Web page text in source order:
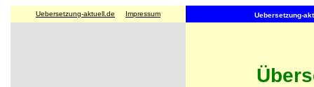
Uebersetzung-aktuell.de Impressum Uebersetzung-